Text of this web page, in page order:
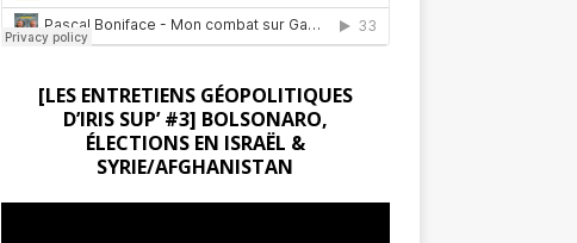
[LES ENTRETIENS GÉOPOLITIQUES
D’IRIS SUP’ #3] BOLSONARO,
ÉLECTIONS EN ISRAËL &
SYRIE/AFGHANISTAN